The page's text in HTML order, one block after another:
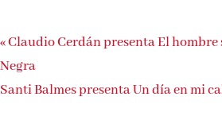
«Claudio Cerdán presenta El
Negra
Santi Balmes presenta Un día en mi